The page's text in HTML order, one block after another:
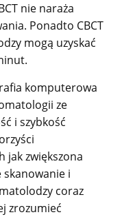
nie naraża
Ponadto CBCT
mogą uzyskać
komputerowa
ze
i szybkość
zwiększona
skanowanie i
coraz
zrozumieć